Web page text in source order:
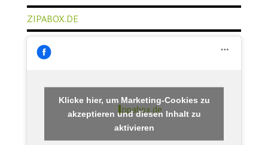
ZIPABOX.DE
zipabox.de
Klicke hier, um Marketing-Cookies zu
akzeptieren und diesen Inhalt zu
aktivieren